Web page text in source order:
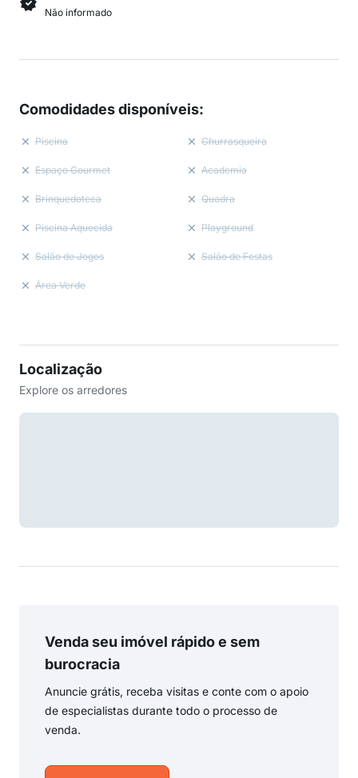
Não informado
Comodidades disponíveis:
Piscina Churrasqueira
Espaço Gourmet Academia
Brinquedoteca Quadra
Piscina Aquecida Playground
Salão de Jogos Salão de Festas
Área Verde
Localização
Explore os arredores
Venda seu imóvel rápido e sem
burocracia
Anuncie grátis, receba visitas e conte com o apoio
de especialistas durante todo o processo de
venda.